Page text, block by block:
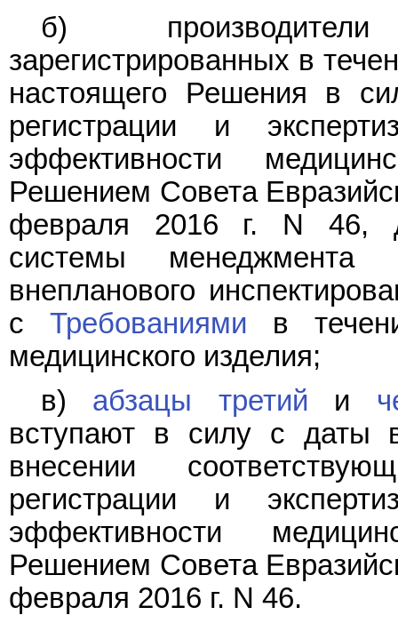
б)
зарегистрированных в
настоящего Решения в
регистрации и
эффективности
Решением Совета
февраля 2016 г. N 46,
системы менеджмента
внепланового
с Требованиями в
медицинского изделия;
в) абзацы третий и
вступают в силу с даты
внесении
регистрации и
эффективности
Решением Совета
февраля 2016 г. N 46.